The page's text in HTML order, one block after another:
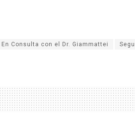
En Consulta con el Dr. Giammattei